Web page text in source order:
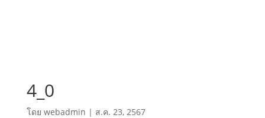
4_0
โดย webadmin | ส.ค. 23, 2567